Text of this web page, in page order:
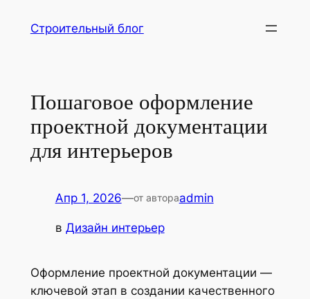
Строительный блог
Пошаговое оформление
проектной документации
для интерьеров
Апр 1, 2026—от автораadmin
в Дизайн интерьер
Оформление проектной документации —
ключевой этап в создании качественного